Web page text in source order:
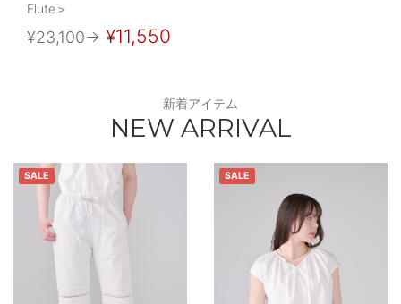
Flute＞
¥23,100→ ¥11,550
新着アイテム
NEW ARRIVAL
SALE SALE